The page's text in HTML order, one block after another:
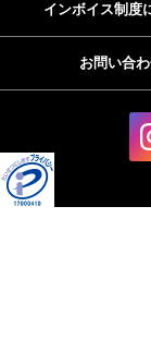
インボイス制度
お問い合